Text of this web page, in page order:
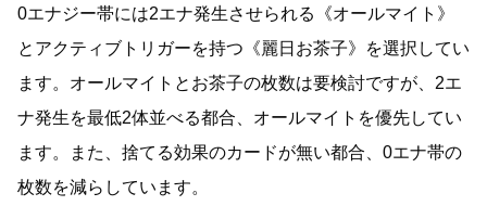
0エナジー帯には2エナ発生させられる《オールマイト》
とアクティブトリガーを持つ《麗日お茶子》を選択してい
ます。オールマイトとお茶子の枚数は要検討ですが、2エ
ナ発生を最低2体並べる都合、オールマイトを優先してい
ます。また、捨てる効果のカードが無い都合、0エナ帯の
枚数を減らしています。